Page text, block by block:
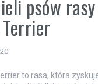
psów
to rasa, która